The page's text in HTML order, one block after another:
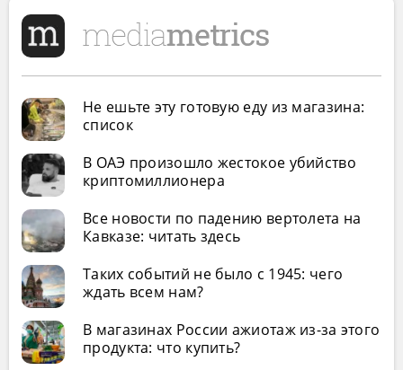
Не ешьте эту готовую еду из магазина:
список
В ОАЭ произошло жестокое убийство
криптомиллионера
Все новости по падению вертолета на
Кавказе: читать здесь
Таких событий не было с 1945: чего
ждать всем нам?
В магазинах России ажиотаж из-за этого
продукта: что купить?